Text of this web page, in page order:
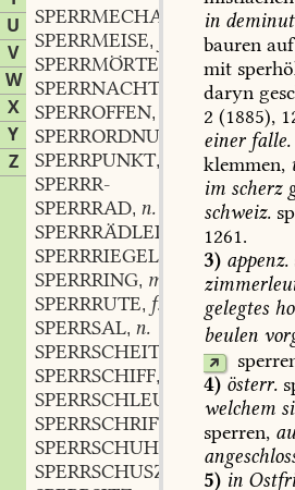
U
V
W
X
Y
Z
SPERRMECHANISMUS,m.
SPERRMEISE,
SPERRMÖRTEL
SPERRNACHT
SPERROFFEN,
SPERRORDNUNG
f.
SPERRPUNKT,
SPERRR-
SPERRRAD, n.
SPERRRÄDLEIN
SPERRRIEGEL
SPERRRING, m.
SPERRRUTE, f.
SPERRSAL, n.
SPERRSCHEIT
SPERRSCHIFF,
SPERRSCHLEUSE
f.
SPERRSCHRIFT
SPERRSCHUH
SPERRSCHUSZ
in
bauren auf
mit
daryn
2 (1885),
einerfalle.
klemmen,
im scherz
schweiz.
1261.
3) appenz.
gelegtes
beulen
4) österr.
welchem
sperren,
5) in